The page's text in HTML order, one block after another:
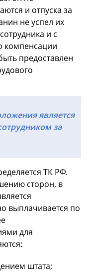
и отпуска за
не успел их
и с
компенсации
предоставлен
является
за
ТК РФ.
сторон, в
выплачивается по
для
штата;